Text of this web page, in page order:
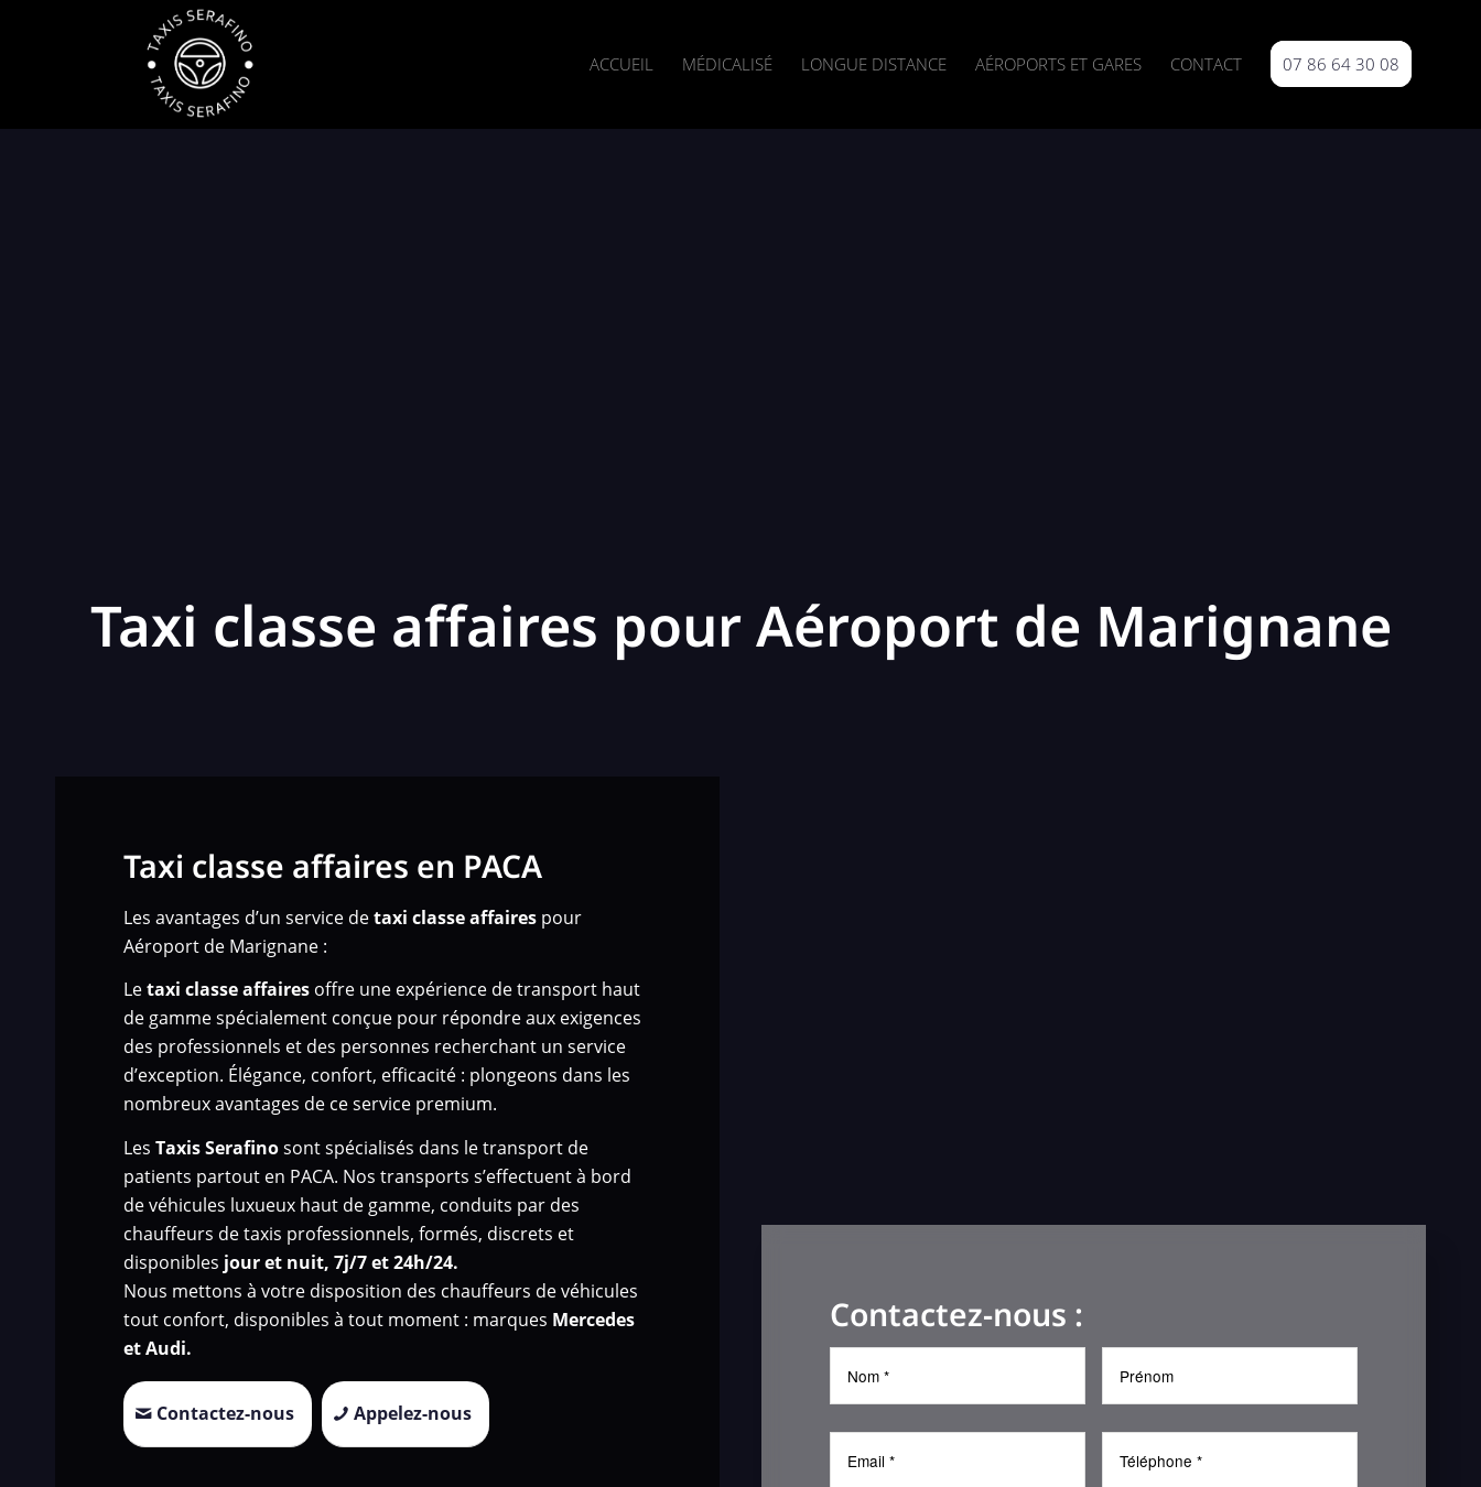
ACCUEIL MÉDICALISÉ LONGUE DISTANCE AÉROPORTS ET GARES CONTACT 07 86 64 30 08
Taxi classe affaires pour Aéroport de Marignane
Taxi classe affaires en PACA
Les avantages d’un service detaxi classe affaires pour
Aéroport de Marignane :
Letaxi classe affaires offre une expérience de transport haut
de gamme spécialement conçue pour répondre aux exigences
des professionnels et des personnes recherchant un service
d’exception. Élégance, confort, efficacité : plongeons dans les
nombreux avantages de ce service premium.
LesTaxis Serafinosont spécialisés dans le transport de
patients partout en PACA. Nos transports s’effectuent à bord
de véhicules luxueux haut de gamme, conduits par des
chauffeurs de taxis professionnels, formés, discrets et
disponibles jour et nuit, 7j/7 et 24h/24.
Nous mettons à votre disposition des chauffeurs de véhicules
tout confort, disponibles à tout moment : marques Mercedes
et Audi.
Contactez-nous Appelez-nous
Contactez-nous :